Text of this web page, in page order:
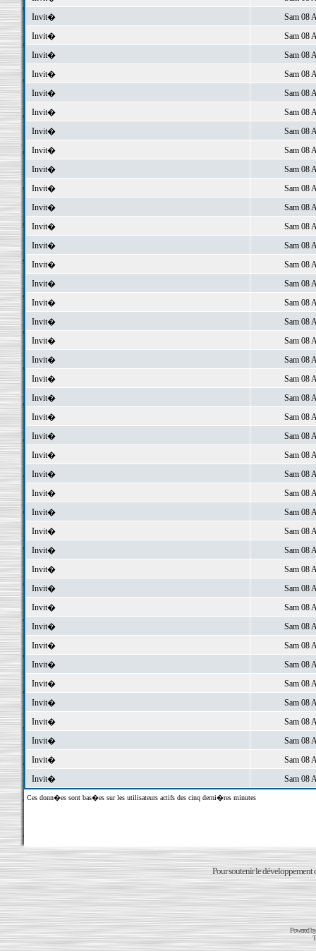
Invit�
Sam 08
Invit�
Sam 08
Invit�
Sam 08
Invit�
Sam 08
Invit�
Sam 08
Invit�
Sam 08
Invit�
Sam 08
Invit�
Sam 08
Invit�
Sam 08
Invit�
Sam 08
Invit�
Sam 08
Invit�
Sam 08
Invit�
Sam 08
Invit�
Sam 08
Invit�
Sam 08
Invit�
Sam 08
Invit�
Sam 08
Invit�
Sam 08
Invit�
Sam 08
Invit�
Sam 08
Invit�
Sam 08
Invit�
Sam 08
Invit�
Sam 08
Invit�
Sam 08
Invit�
Sam 08
Invit�
Sam 08
Invit�
Sam 08
Invit�
Sam 08
Invit�
Sam 08
Invit�
Sam 08
Invit�
Sam 08
Invit�
Sam 08
Invit�
Sam 08
Invit�
Sam 08
Invit�
Sam 08
Invit�
Sam 08
Invit�
Sam 08
Invit�
Sam 08
Invit�
Sam 08
Invit�
Sam 08
Invit�
Sam 08
Ces donn�es sont bas�es sur les utilisateurs actifs des cinq derni�res minutes
Pour soutenir le développement
Powered